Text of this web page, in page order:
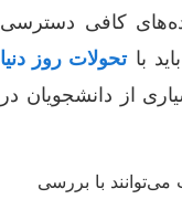
کافی دسترسی
باتحولات روز دنیا
از دانشجویان در
با بررسی